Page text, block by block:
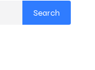
Search